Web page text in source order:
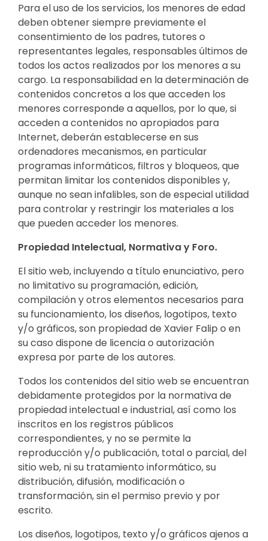
Para el uso de los servicios, los menores de edad
deben obtener siempre previamente el
consentimiento de los padres, tutores o
representantes legales, responsables últimos de
todos los actos realizados por los menores a su
cargo. La responsabilidad en la determinación de
contenidos concretos a los que acceden los
menores corresponde a aquellos, por lo que, si
acceden a contenidos no apropiados para
Internet, deberán establecerse en sus
ordenadores mecanismos, en particular
programas informáticos, filtros y bloqueos, que
permitan limitar los contenidos disponibles y,
aunque no sean infalibles, son de especial utilidad
para controlar y restringir los materiales a los
que pueden acceder los menores.
Propiedad Intelectual, Normativa y Foro.
El sitio web, incluyendo a título enunciativo, pero
no limitativo su programación, edición,
compilación y otros elementos necesarios para
su funcionamiento, los diseños, logotipos, texto
y/o gráficos, son propiedad de Xavier Falip o en
su caso dispone de licencia o autorización
expresa por parte de los autores.
Todos los contenidos del sitio web se encuentran
debidamente protegidos por la normativa de
propiedad intelectual e industrial, así como los
inscritos en los registros públicos
correspondientes, y no se permite la
reproducción y/o publicación, total o parcial, del
sitio web, ni su tratamiento informático, su
distribución, difusión, modificación o
transformación, sin el permiso previo y por
escrito.
Los diseños, logotipos, texto y/o gráficos ajenos a